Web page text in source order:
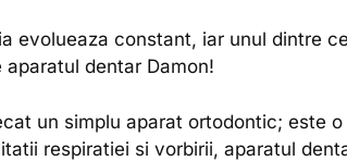
evolueaza constant, iar unul dintre
dentar Damon!
un simplu aparat ortodontic; este
respiratiei si vorbirii, aparatul